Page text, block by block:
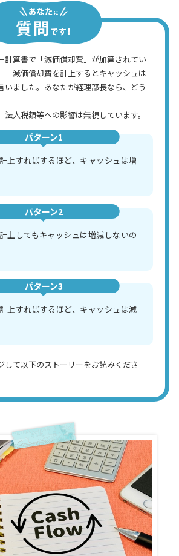
計算書で「減価償却費」が加算されてい
「減価償却費を計上するとキャッシュは
いました。あなたが経理部長なら、どう
法人税額等への影響は無視しています。
パターン1
上すればするほど、キャッシュは増
パターン2
上してもキャッシュは増減しないの
パターン3
上すればするほど、キャッシュは減
して以下のストーリーをお読みくださ